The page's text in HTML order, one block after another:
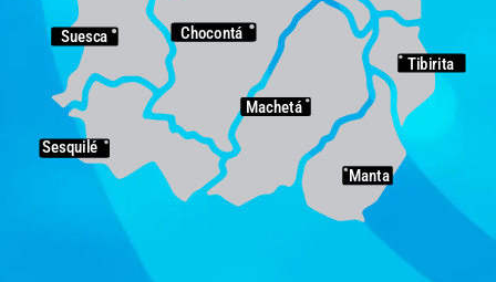
Tibirita
Manta
Machetá
Chocontá
Suesca
Sesquilé